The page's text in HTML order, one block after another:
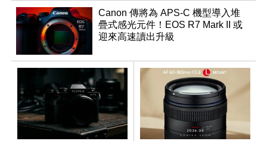
Canon 傳將為 APS-C 機型導入堆
疊式感光元件！EOS R7 Mark II 或
迎來高速讀出升級